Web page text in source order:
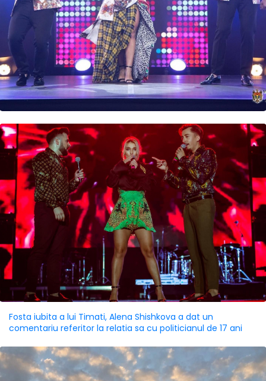
Fosta iubita a lui Timati, Alena Shishkova a dat un
comentariu referitor la relatia sa cu politicianul de 17 ani